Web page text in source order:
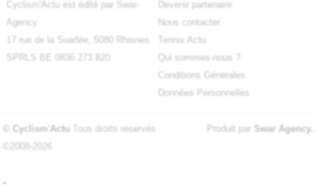
Cyclism'Actu est édité par Swar-
Agency
17 rue de la Suarlée, 5080 Rhisnes
SPRLS BE 0836.273.820
Devenir partenaire
Nous contacter
Tennis Actu
Qui sommes-nous ?
Conditions Générales
Données Personnelles
© Cyclism'Actu Tous droits réservés
©2008-2026
Produit par Swar Agency.
-